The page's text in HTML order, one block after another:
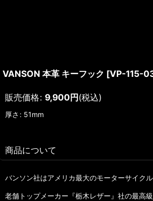
VANSON 本革 キーフック [VP-115-
販売価格: 9,900円(税込)
厚さ : 51mm
商品について
バンソン社はアメリカ最大のモーターサイク
老舗トップメーカー『栃木レザー』社の最高